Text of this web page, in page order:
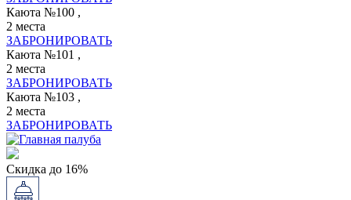
Каюта №100 ,
2 места
ЗАБРОНИРОВАТЬ
Каюта №101 ,
2 места
ЗАБРОНИРОВАТЬ
Каюта №103 ,
2 места
ЗАБРОНИРОВАТЬ
Скидка до 16%